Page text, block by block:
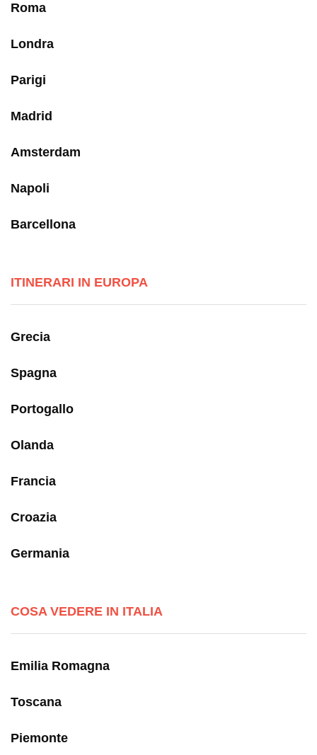
Roma
Londra
Parigi
Madrid
Amsterdam
Napoli
Barcellona
ITINERARI IN EUROPA
Grecia
Spagna
Portogallo
Olanda
Francia
Croazia
Germania
COSA VEDERE IN ITALIA
Emilia Romagna
Toscana
Piemonte